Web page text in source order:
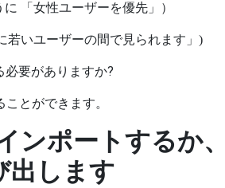
に 「女性ユーザーを優先」）
若いユーザーの間で見られます」)
要がありますか?
とができます。
ンポートするか、
出します